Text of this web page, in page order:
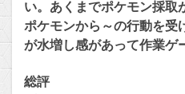
い。あくまでポケモン採取
ポケモンから～の行動を受
が水増し感があって作業ゲ
総評